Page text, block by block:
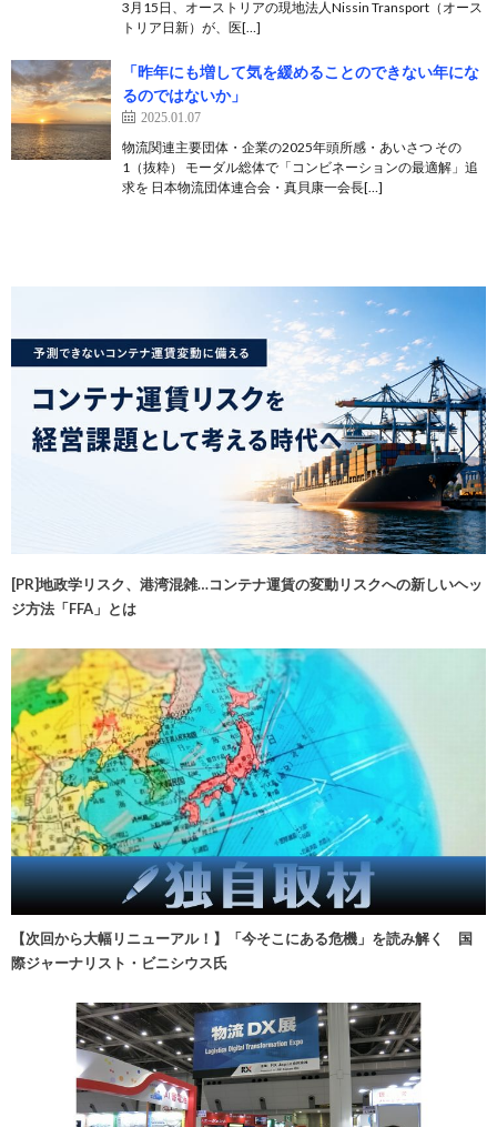
3月15日、オーストリアの現地法人Nissin Transport（オース
トリア日新）が、医[…]
「昨年にも増して気を緩めることのできない年にな
るのではないか」
2025.01.07
物流関連主要団体・企業の2025年頭所感・あいさつ その
1（抜粋） モーダル総体で「コンビネーションの最適解」追
求を 日本物流団体連合会・真貝康一会長[…]
[PR]地政学リスク、港湾混雑…コンテナ運賃の変動リスクへの新しいヘッ
ジ方法「FFA」とは
【次回から大幅リニューアル！】「今そこにある危機」を読み解く 国
際ジャーナリスト・ビニシウス氏